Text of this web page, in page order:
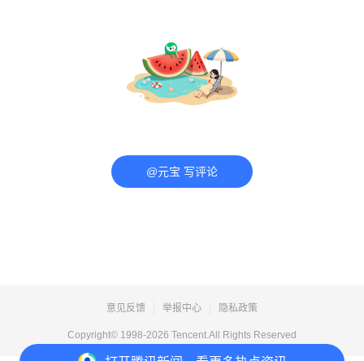
@元宝 写评论
意见反馈 举报中心 隐私政策
Copyright© 1998-2026 Tencent.All Rights Reserved